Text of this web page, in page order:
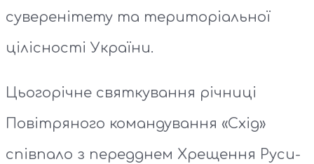
суверенітету та територіальної
цілісності України.
Цьогорічне святкування річниці
Повітряного командування «Схід»
співпало з передднем Хрещення Руси-